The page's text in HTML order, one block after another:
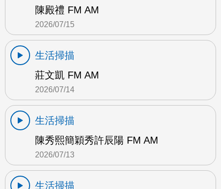
陳殿禮 FM AM
2026/07/15
生活掃描
莊文凱 FM AM
2026/07/14
生活掃描
陳秀熙簡穎秀許辰陽 FM AM
2026/07/13
生活掃描